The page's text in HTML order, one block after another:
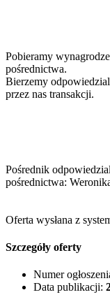
Pobieramy
pośrednictwa.
Bierzemy
przez nas transakcji.
Pośrednik
pośrednictwa:
Oferta wysłana z
Szczegóły oferty
Numer
Data publikacji: